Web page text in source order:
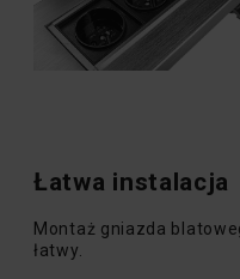
Łatwa instalacja
Montaż gniazda
łatwy.